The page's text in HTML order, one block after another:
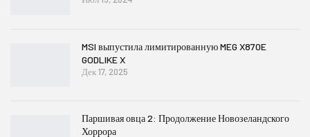
MSI выпустила лимитированную MEG X870E
GODLIKE X
Дек 17, 2025
Паршивая овца 2: Продолжение Новозеландского
Хоррора